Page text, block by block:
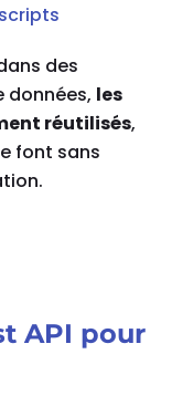
des
données, les
réutilisés,
font sans
API pour